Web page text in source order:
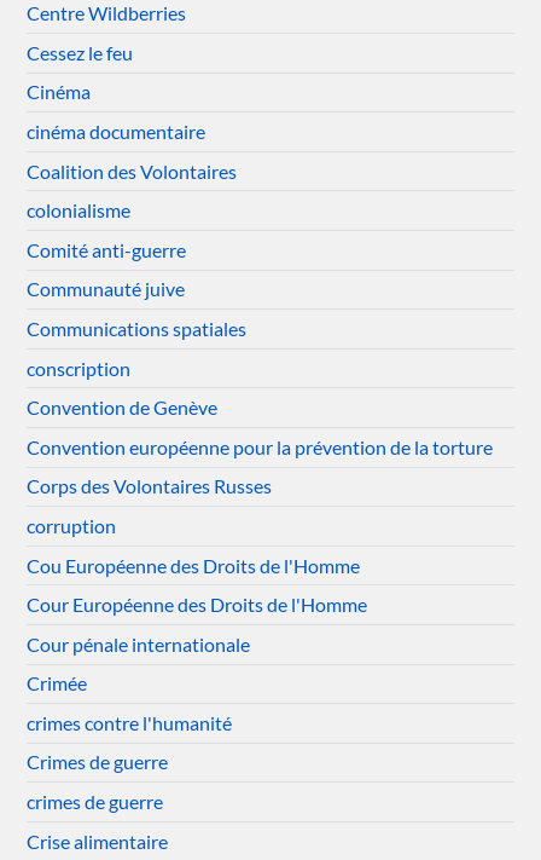
Centre Wildberries
Cessez le feu
Cinéma
cinéma documentaire
Coalition des Volontaires
colonialisme
Comité anti-guerre
Communauté juive
Communications spatiales
conscription
Convention de Genève
Convention européenne pour la prévention de la torture
Corps des Volontaires Russes
corruption
Cou Européenne des Droits de l'Homme
Cour Européenne des Droits de l'Homme
Cour pénale internationale
Crimée
crimes contre l'humanité
Crimes de guerre
crimes de guerre
Crise alimentaire